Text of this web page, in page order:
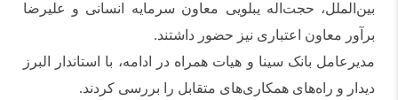
بین‌الملل، حجت‌اله یبلویی معاون سرمایه انسانی و علیرضا
برآور معاون اعتباری نیز حضور داشتند.
مدیرعامل بانک سینا و هیات همراه در ادامه، با استاندار البرز
دیدار و راه‌های همکاری‌های متقابل را بررسی کردند.